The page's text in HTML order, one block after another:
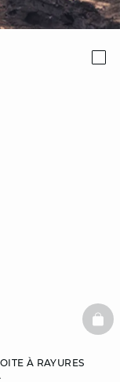
À RAYURES